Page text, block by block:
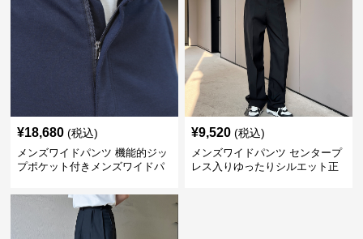
¥18,680 (税込)
メンズワイドパンツ 機能的ジッ
プポケット付きメンズワイドパ
¥9,520 (税込)
メンズワイドパンツ センタープ
レス入りゆったりシルエット正